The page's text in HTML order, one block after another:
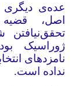
عده‌ی دیگری
اصل، قضیه
ژوراسیک
نامزدهای
نداده است.